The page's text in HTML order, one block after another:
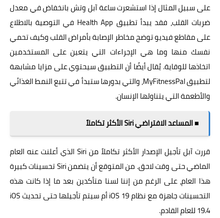
على سبيل المثال إذا استشعرت ساعة آبل وتش بانخفاض في معدل
ضربات القلب، فقد يبدأ تطبيق Health App في التوصية بالاطلاع
على مقاطع فيديو توضح مخاطر الإصابة بأمراض القلب وكيف تحمي
نفسك منها وما هي الإجراءات التي يتعين على المستخدمين
اتخاذها للوقاية. يُقال أيضًا أن التطبيق سيحتوي على مزايا مشابهة
لتطبيق MyFitnessPal، والتي بدورها ستبدأ في تتبع النمط الغذائي
والأطعمة التي يتناولها الإنسان.
■ المساعد الافتراضي Siri الأكثر تكاملاً
قررت آبل تأجيل الإصدار الأكثر تكاملاً من Siri الذي أعلنت عنه العام
الماضي حتى وقت لاحق. من المتوقع أن يتضمن Siri تحسينات كبيرة
هذا العام، على الرغم من إننا لسنا متأكدين بعد ما إذا كانت هذه
التحسينات جاهزة مع نظام iOS 19 أم سيتم تأجيلها حتى تحديث iOS
19.4 للعام القادم.